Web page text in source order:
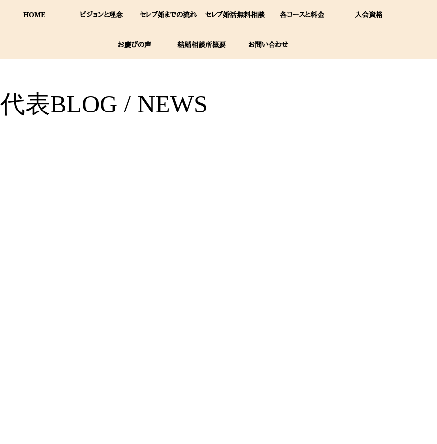
HOME ビジョンと理念 セレブ婚までの流れ セレブ婚活無料相談 各コースと料金 入会資格
お慶びの声 結婚相談所概要 お問い合わせ
代表BLOG / NEWS